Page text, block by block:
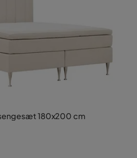
180x200 cm